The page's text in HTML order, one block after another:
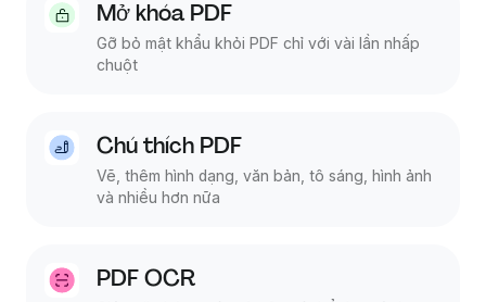
Mở khóa PDF
Gỡ bỏ mật khẩu khỏi PDF chỉ với vài lần nhấp
chuột
Chú thích PDF
Vẽ, thêm hình dạng, văn bản, tô sáng, hình ảnh
và nhiều hơn nữa
PDF OCR